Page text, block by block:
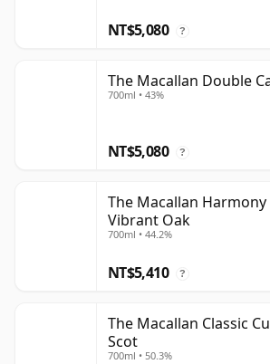
NT$5,080 ?
The Macallan Double
700ml • 43%
NT$5,080 ?
The Macallan
Vibrant Oak
700ml • 44.2%
NT$5,410 ?
The Macallan Classic
Scot
700ml • 50.3%